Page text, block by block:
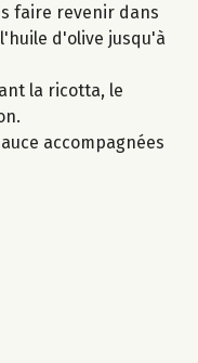
faire revenir dans
d'olive jusqu'à
la ricotta, le
accompagnées